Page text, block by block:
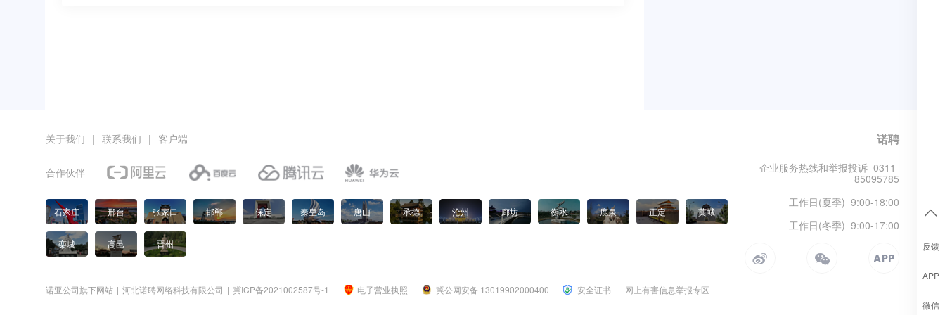
反馈
APP
微信
关于我们 | 联系我们 | 客户端
合作伙伴
石家庄 邢台 张家口 邯郸 保定 秦皇岛 唐山 承德 沧州 廊坊 衡水 鹿泉 正定 藁城
栾城 高邑 晋州
诺亚公司旗下网站 | 河北诺聘网络科技有限公司 | 冀ICP备2021002587号-1 电子营业执照 冀公网安备 13019902000400 安全证书 网上有害信息举报专区
诺聘
企业服务热线和举报投诉 0311-
85095785
工作日(夏季) 9:00-18:00
工作日(冬季) 9:00-17:00